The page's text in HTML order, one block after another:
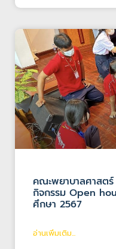
คณะพยาบาลศาสต
กิจกรรม Open
ศึกษา 2567
อ่านเพิ่มเติม...